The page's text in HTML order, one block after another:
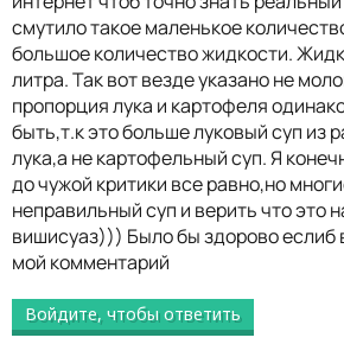
смутило такое маленькое
большое количество жидкости.
литра. Так вот везде указано не
пропорция лука и картофеля
быть,т.к это больше луковый суп из
лука,а не картофельный суп. Я
до чужой критики все равно,но
неправильный суп и верить что это
вишисуаз))) Было бы здорово еслиб
мой комментарий
Войдите, чтобы ответить